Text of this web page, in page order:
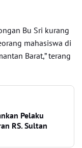
Bu Sri kurang
mahasiswa di
Barat,” terang
Pelaku
RS. Sultan